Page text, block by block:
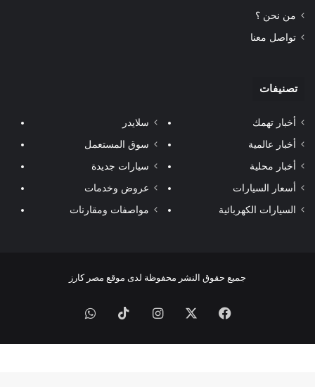
من نحن ؟
تواصل معنا
تصنيفات
أخبار تهمك
أخبار عالمية
أخبار محلية
أسعار السيارات
السيارات الكهربائية
سلايدر
سوق المستعمل
سيارات جديدة
عروض وخدمات
مواصفات ومقارنات
جميع حقوق النشر محفوظة لدى موقع مصر كارز
فيسبوك انستقرام‫TikTokواتساب